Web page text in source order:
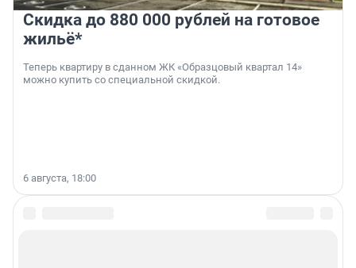
Скидка до 880 000 рублей на готовое
жильё*
Теперь квартиру в сданном ЖК «Образцовый квартал 14»
можно купить со специальной скидкой.
6 августа, 18:00